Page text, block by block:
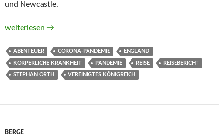
und Newcastle.
Absolutely ausgesperrt. Wie ich 700 Kilometer durch
weiterlesen →
ABENTEUER CORONA-PANDEMIE ENGLAND
KÖRPERLICHE KRANKHEIT PANDEMIE REISE REISEBERICHT
STEPHAN ORTH VEREINIGTES KÖNIGREICH
BERGE